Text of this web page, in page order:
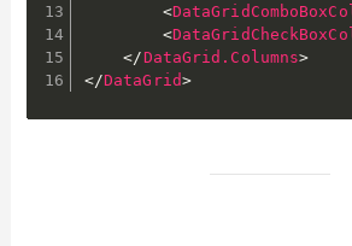
<
<
</DataGrid.Columns>
</DataGrid>